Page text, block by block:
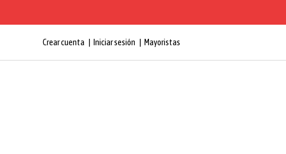
Crear cuenta Iniciar sesión Mayoristas